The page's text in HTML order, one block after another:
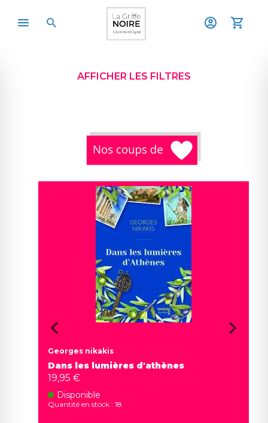
AFFICHER LES FILTRES
Georges nikakis
Dans les lumières d'athènes
19,95 €
Disponible
Quantité en stock : 18